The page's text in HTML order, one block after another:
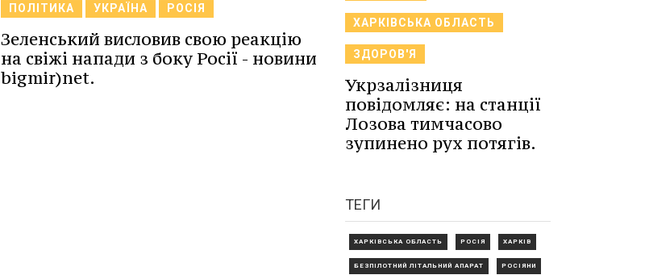
ПОЛІТИКА УКРАЇНА РОСІЯ
Зеленський висловив свою реакцію
на свіжі напади з боку Росії - новини
bigmir)net.
ХАРКІВСЬКА ОБЛАСТЬ
ЗДОРОВ'Я
Укрзалізниця
повідомляє: на станції
Лозова тимчасово
зупинено рух потягів.
ТЕГИ
ХАРКІВСЬКА ОБЛАСТЬ РОСІЯ ХАРКІВ
БЕЗПІЛОТНИЙ ЛІТАЛЬНИЙ АПАРАТ РОСІЯНИ